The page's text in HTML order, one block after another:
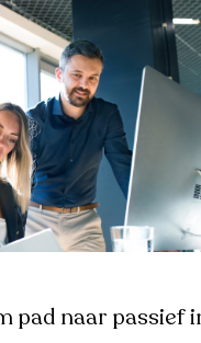
pad naar passief